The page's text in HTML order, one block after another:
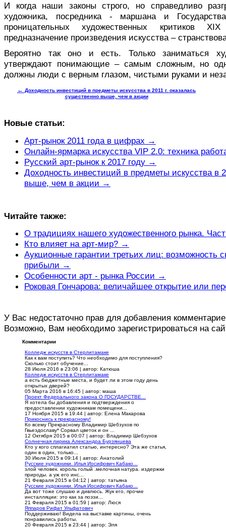
И когда наши законы строго, но справедливо
художника, посредника - маршана и
проницательных художественных критиков
предназначение произведения искусства –
Вероятно так оно и есть. Только заниматься
утверждают понимающие – самым сложным, но
должны люди с верным глазом, чистыми руками и
← Доходность инвестиций в предметы искусства в 2011 г. оказалась
существенно выше, чем в акции
Новые статьи:
Арт-рынок 2011 года в цифрах →
Онлайн-ярмарка искусства VIP 2.0: техника
Русский арт-рынок к 2017 году →
Доходность инвестиций в предметы искусства в
выше, чем в акции →
Читайте также:
О традициях нашего художественного рынка.
Кто влияет на арт-мир? →
Аукционные гарантии третьих лиц: возможность
прибыли →
Особенности арт - рынка России →
Роковая Гончарова: величайшее открытие или
У Вас недостаточно прав для добавления
Возможно, Вам необходимо зарегистрироваться на
Комментарии
Колледж искусств в Стерлитамаке
Как к вам поступить? Что необходимо для поступления?
Сколько стоит обучение...
28 Июля 2016 в 23:06 | автор: Катюша
Колледж искусств в Стерлитамаке
а есть бюджетные места, и будет ли в этом году день
открытых дверей?
05 Марта 2016 в 16:45 | автор: маша
Проект Федерального закона О ГОСУДАРСТВЕ...
Я хотела бы добавления и подтверждения о
предоставлении художникам помещени...
17 Ноября 2015 в 19:44 | автор: Елена Макарова
Прикоснись к прекрасному!
Ко всему Прекрасному Владимир Шебзухов по
Гвьездославу* Сорвал цветок и он ...
12 Октября 2015 в 00:07 | автор: Владимир Шебзухов
Солнечная лирика Александра Бурзянцева
Кто у кого сплагиатил статью, интересно? Эта же статья,
один в один, только...
30 Июля 2015 в 09:14 | автор: Анатолий
Русские художники. Илья Иосифович Кабако...
злой человек. король голый .мелочная натура. издержки
природы. а уж его инс...
21 Февраля 2015 в 04:12 | автор: татьяна
Русские художники. Илья Иосифович Кабако...
Да вот тоже слушаю и дивлюсь. Жук его, прочие
инсталляции: это как за поэзи...
21 Февраля 2015 в 01:59 | автор: Люся
Яппаров Рифат Ульфатович
Поддерживаю! Видела на выставке картины, очень
понравились работы.
20 Февраля 2015 в 23:44 | автор: Эля